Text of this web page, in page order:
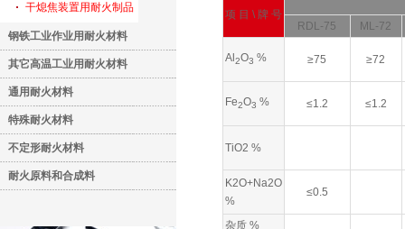
干熄焦装置用耐火制品
钢铁工业作业用耐火材料
其它高温工业用耐火材料
通用耐火材料
特殊耐火材料
不定形耐火材料
耐火原料和合成料
项 目 \ 牌 号
RDL-75
ML-72
Al 2O3 % ≥75 ≥72
Fe2O3 % ≤1.2 ≤1.2
TiO2 %
K2O+Na2O
%
≤0.5
杂质 %